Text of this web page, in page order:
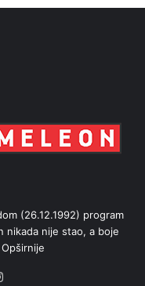
(26.12.1992) program
nikada nije stao, a boje
Opširnije